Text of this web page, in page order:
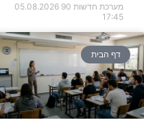
מערכת חדשות 90
05.08.2026
17:45
דף הבית